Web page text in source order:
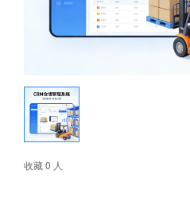
收藏 0 人